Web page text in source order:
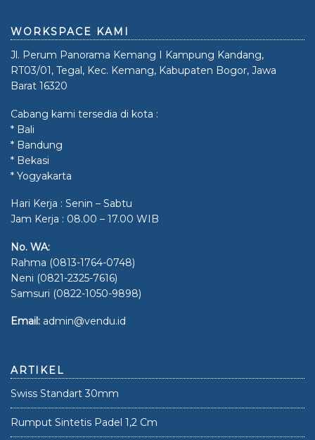
WORKSPACE KAMI
Jl. Perum Panorama Kemang I Kampung Kandang,
RT03/01, Tegal, Kec. Kemang, Kabupaten Bogor, Jawa
Barat 16320
Cabang kami tersedia di kota :
* Bali
* Bandung
* Bekasi
* Yogyakarta
Hari Kerja : Senin – Sabtu
Jam Kerja : 08.00 – 17.00 WIB
No. WA:
Rahma (0813-1764-0748)
Neni (0821-2325-7616)
Samsuri (0822-1050-9898)
Email: admin@vendu.id
ARTIKEL
Swiss Standart 30mm
Rumput Sintetis Padel 1,2 Cm